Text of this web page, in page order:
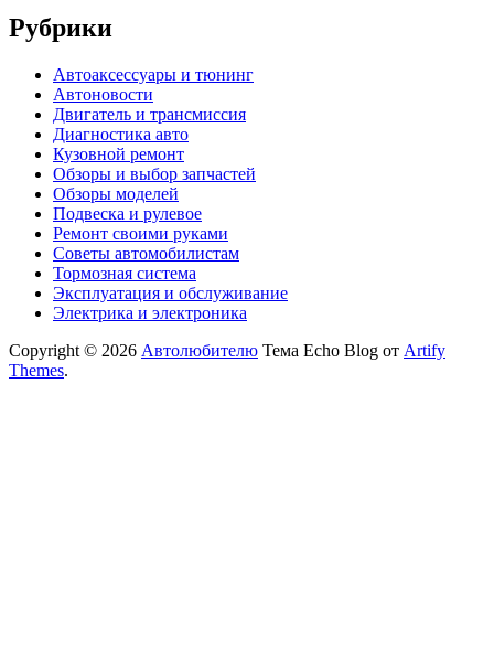
Рубрики
Автоаксессуары и тюнинг
Автоновости
Двигатель и трансмиссия
Диагностика авто
Кузовной ремонт
Обзоры и выбор запчастей
Обзоры моделей
Подвеска и рулевое
Ремонт своими руками
Советы автомобилистам
Тормозная система
Эксплуатация и обслуживание
Электрика и электроника
Copyright © 2026 Автолюбителю Тема Echo Blog от Artify
Themes.